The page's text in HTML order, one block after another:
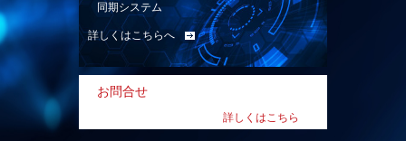
同期システム
詳しくはこちらへ
お問合せ
詳しくはこちら